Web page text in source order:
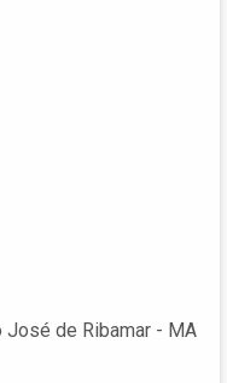
José de Ribamar - MA